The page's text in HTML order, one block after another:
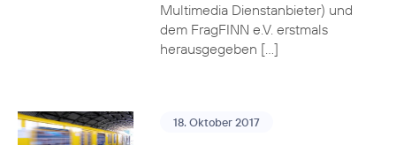
Multimedia Dienstanbieter) und
dem FragFINN e.V. erstmals
herausgegeben […]
18. Oktober 2017